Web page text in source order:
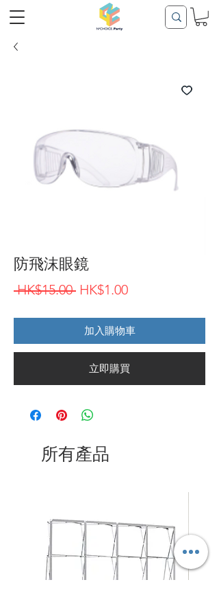
防飛沫眼鏡
HK$15.00 一
價
格
HK$1.00促
價
格
加入購物車
立即購買
所有產品